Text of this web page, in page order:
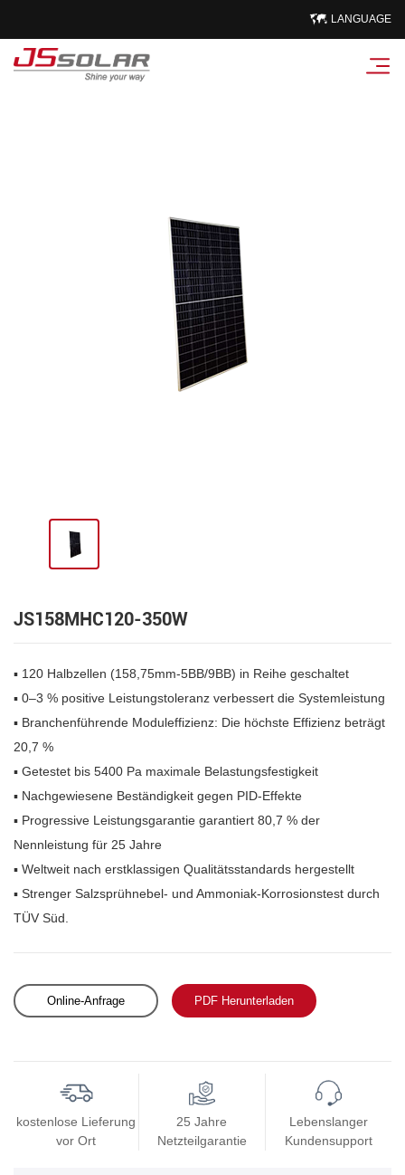
LANGUAGE
JS158MHC120-350W
▪ 120 Halbzellen (158,75mm-5BB/9BB) in Reihe geschaltet
▪ 0–3 % positive Leistungstoleranz verbessert die Systemleistung
▪ Branchenführende Moduleffizienz: Die höchste Effizienz beträgt
20,7 %
▪ Getestet bis 5400 Pa maximale Belastungsfestigkeit
▪ Nachgewiesene Beständigkeit gegen PID-Effekte
▪ Progressive Leistungsgarantie garantiert 80,7 % der
Nennleistung für 25 Jahre
▪ Weltweit nach erstklassigen Qualitätsstandards hergestellt
▪ Strenger Salzsprühnebel- und Ammoniak-Korrosionstest durch
TÜV Süd.
Online-Anfrage PDF Herunterladen
kostenlose Lieferung
vor Ort
25 Jahre
Netzteilgarantie
Lebenslanger
Kundensupport